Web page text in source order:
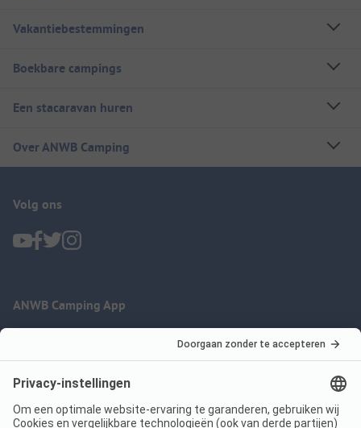
Vakantiebestemmingen
Boekbare campings
Een stacaravan huren
Over ANWB Camping
Volg ons
ANWB Camping App